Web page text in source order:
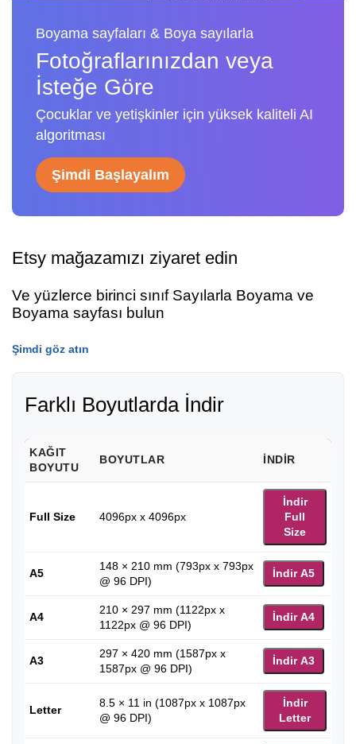
Boyama sayfaları & Boya sayılarla
Fotoğraflarınızdan veya
İsteğe Göre
Çocuklar ve yetişkinler için yüksek kaliteli AI
algoritması
Şimdi Başlayalım
Etsy mağazamızı ziyaret edin
Ve yüzlerce birinci sınıf Sayılarla Boyama ve
Boyama sayfası bulun
Şimdi göz atın
Farklı Boyutlarda İndir
KAĞIT
BOYUTU
BOYUTLAR İNDIR
Full Size 4096px x 4096px
İndir
Full
Size
A5
148 × 210 mm (793px x 793px
@ 96 DPI)
İndir A5
A4
210 × 297 mm (1122px x
1122px @ 96 DPI)
İndir A4
A3
297 × 420 mm (1587px x
1587px @ 96 DPI)
İndir A3
Letter
8.5 × 11 in (1087px x 1087px
@ 96 DPI)
İndir
Letter